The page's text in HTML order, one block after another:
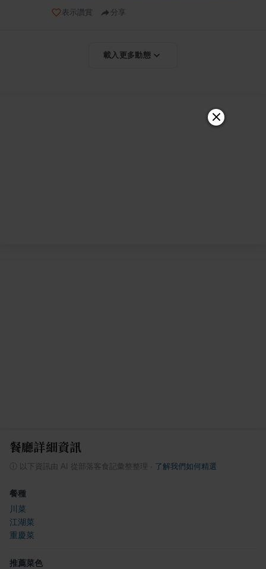
表示讚賞 分享
載入更多動態
餐廳詳細資訊
以下資訊由 AI 從部落客食記彙整整理 了解我們如何精選
餐種
川菜
江湖菜
重慶菜
推薦菜色